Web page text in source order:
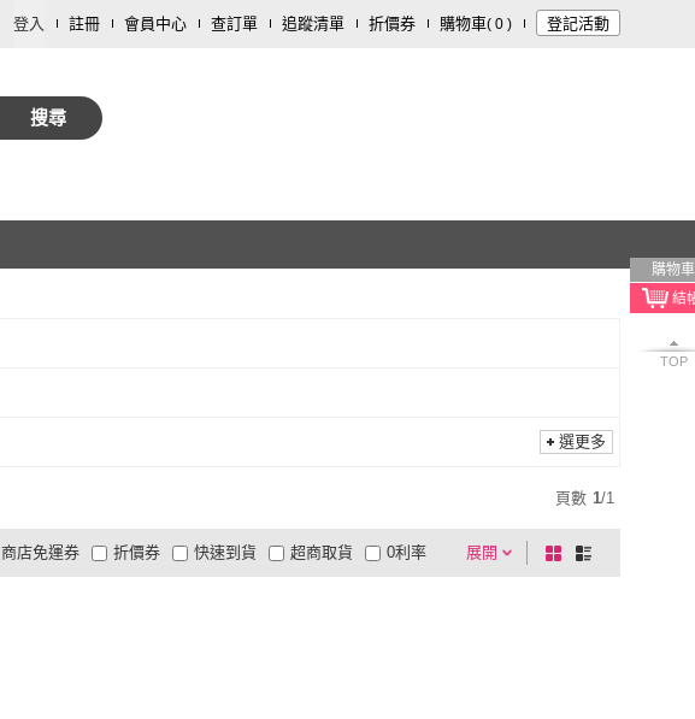
登入 註冊 會員中心 查訂單 追蹤清單 折價券 購物車( 0 ) 登記活動
搜尋
購物車
TOP
選更多
頁數 1/1
展開
折價券
有影片
商品有量 電視購物
快速到貨 超商取貨
大家電快配
商店免運券 0利率
棋
盤
列